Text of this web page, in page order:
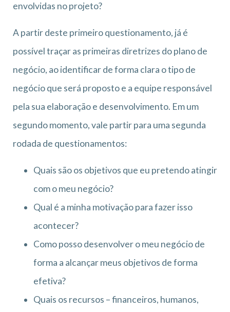
envolvidas no projeto?
A partir deste primeiro questionamento, já é
possível traçar as primeiras diretrizes do plano de
negócio, ao identificar de forma clara o tipo de
negócio que será proposto e a equipe responsável
pela sua elaboração e desenvolvimento. Em um
segundo momento, vale partir para uma segunda
rodada de questionamentos:
Quais são os objetivos que eu pretendo atingir
com o meu negócio?
Qual é a minha motivação para fazer isso
acontecer?
Como posso desenvolver o meu negócio de
forma a alcançar meus objetivos de forma
efetiva?
Quais os recursos – financeiros, humanos,